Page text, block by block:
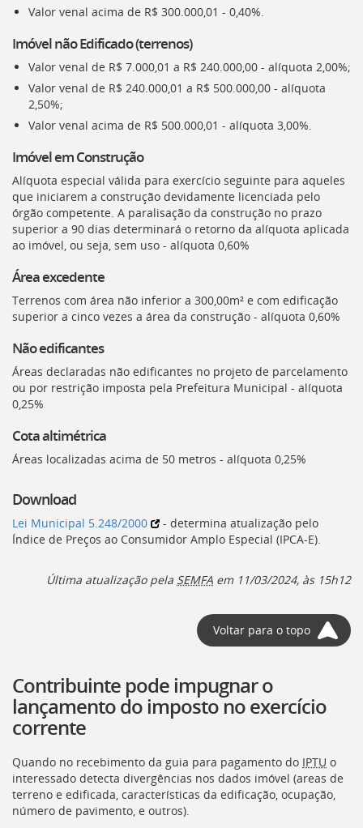
Valor venal acima de R$ 300.000,01 - 0,40%.
Imóvel não Edificado (terrenos)
Valor venal de R$ 7.000,01 a R$ 240.000,00 - alíquota 2,00%;
Valor venal de R$ 240.000,01 a R$ 500.000,00 - alíquota
2,50%;
Valor venal acima de R$ 500.000,01 - alíquota 3,00%.
Imóvel em Construção
Alíquota especial válida para exercício seguinte para aqueles
que iniciarem a construção devidamente licenciada pelo
órgão competente. A paralisação da construção no prazo
superior a 90 dias determinará o retorno da alíquota aplicada
ao imóvel, ou seja, sem uso - alíquota 0,60%
Área excedente
Terrenos com área não inferior a 300,00m² e com edificação
superior a cinco vezes a área da construção - alíquota 0,60%
Não edificantes
Áreas declaradas não edificantes no projeto de parcelamento
ou por restrição imposta pela Prefeitura Municipal - alíquota
0,25%
Cota altimétrica
Áreas localizadas acima de 50 metros - alíquota 0,25%
Download
Lei Municipal 5.248/2000
- determina atualização pelo
Índice de Preços ao Consumidor Amplo Especial (IPCA-E).
Última atualização pela SEMFA em 11/03/2024, às 15h12
Voltar para o topo
Contribuinte pode impugnar o
lançamento do imposto no exercício
corrente
Quando no recebimento da guia para pagamento do IPTU o
interessado detecta divergências nos dados imóvel (areas de
terreno e edificada, características da edificação, ocupação,
número de pavimento, e outros).